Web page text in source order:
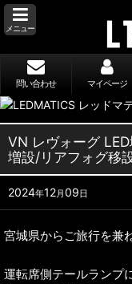
メニュー
問い合わせ マイページ
VN レヴォーグ
増設/リアフォグ移
2024年12月09日
宮城県からご旅行を兼
運転席側テールランプ